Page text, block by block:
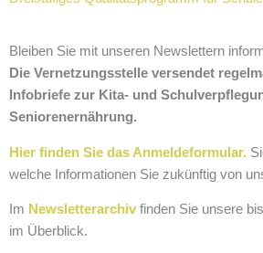
Bleiben Sie mit unseren Newslettern
Die Vernetzungsstelle versendet
Infobriefe zur Kita- und
Seniorenernährung.
Hier finden Sie das Anmeldeformular.
welche Informationen Sie zukünftig von
Im Newsletterarchiv finden Sie unsere
im Überblick.